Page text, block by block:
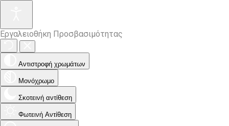
Εργαλειοθήκη Προσβασιμότητας
Αντιστροφή χρωμάτων
Μονόχρωμο
Σκοτεινή αντίθεση
Φωτεινή Αντίθεση